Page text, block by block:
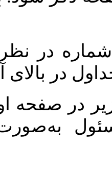
در
در
در صفحه
به‌صورت